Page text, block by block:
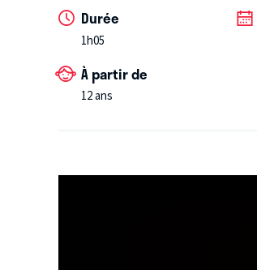
pour se le réciter, en entier, à
Durée
1h05
À partir de
12 ans